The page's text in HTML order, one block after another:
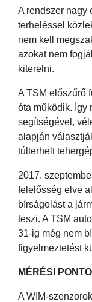
A rendszer nagy
terheléssel
nem kell
azokat nem
kiterelni.
A TSM előszűrő
óta működik. Így
segítségével,
alapján
túlterhelt
2017.
felelősség elve
bírságolást a
teszi. A TSM
31-ig még nem
figyelmeztetést
MÉRÉSI
A WIM-